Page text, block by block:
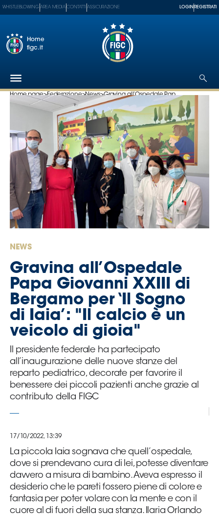
Federazione
Partner
Tecnici
SGS
Paralimpico
Serie
Women
Serie
Femminile
Museo
del
Calcio
Shop
I
partner
delle
nazionali
Assicurazione
Whistleblowing
Area
Media
Contatti
WHISTLEBLOWING AREA MEDIA CONTATTI ASSICURAZIONE LOGIN REGISTRATI
Home
figc.it
Home page>Federazione>News>Gravina all’Ospedale Pap...
NEWS
Gravina all’Ospedale
Papa Giovanni XXIII di
Bergamo per ‘Il Sogno
di Iaia’: "Il calcio è un
veicolo di gioia"
Il presidente federale ha partecipato
all’inaugurazione delle nuove stanze del
reparto pediatrico, decorate per favorire il
benessere dei piccoli pazienti anche grazie al
contributo della FIGC
17/10/2022, 13:39
La piccola Iaia sognava che quell’ospedale,
dove si prendevano cura di lei, potesse diventare
davvero a misura di bambino. Aveva espresso il
desiderio che le pareti fossero piene di colore e
fantasia per poter volare con la mente e con il
cuore al di fuori della sua stanza. Ilaria Orlando